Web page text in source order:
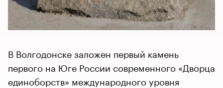
В Волгодонске заложен первый камень
первого на Юге России современного «Дворца
единоборств» международного уровня